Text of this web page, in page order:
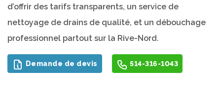
d’offrir des tarifs transparents, un service de
nettoyage de drains de qualité, et un débouchage
professionnel partout sur la Rive-Nord.
Demande de devis 514-316-1043